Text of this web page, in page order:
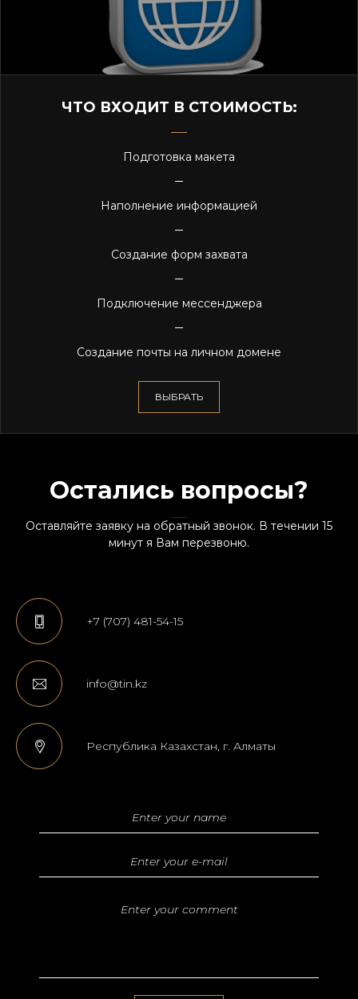
ЧТО ВХОДИТ В СТОИМОСТЬ:
Подготовка макета
Наполнение информацией
Создание форм захвата
Подключение мессенджера
Создание почты на личном домене
ВЫБРАТЬ
Остались вопросы?
Оставляйте заявку на обратный звонок. В течении 15
минут я Вам перезвоню.
+7 (707) 481-54-15
info@tin.kz
Республика Казахстан, г. Алматы